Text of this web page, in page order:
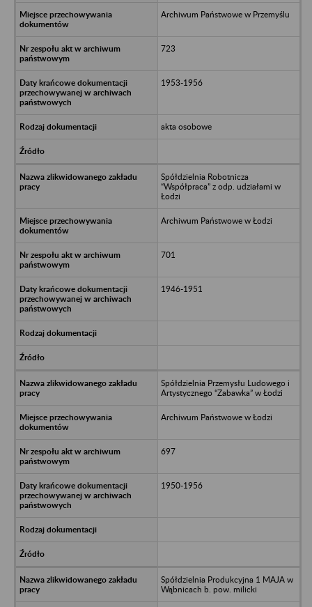
Archiwum Państwowe w Przemyślu
723
1953-1956
akta osobowe
Spółdzielnia Robotnicza
“Współpraca” z odp. udziałami w
Łodzi
Archiwum Państwowe w Łodzi
701
1946-1951
Spółdzielnia Przemysłu Ludowego i
Artystycznego “Zabawka” w Łodzi
Archiwum Państwowe w Łodzi
697
1950-1956
Spółdzielnia Produkcyjna 1 MAJA w
Wąbnicach b. pow. milicki